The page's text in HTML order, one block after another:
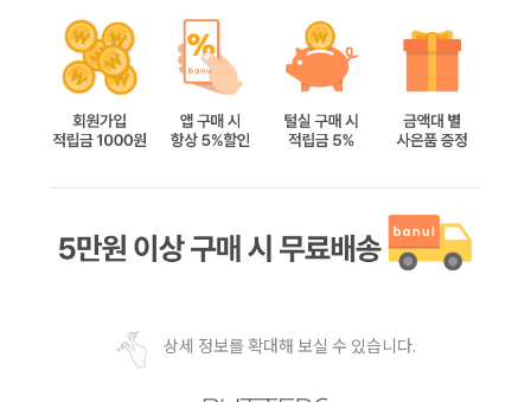
상세 정보를 확대해 보실 수 있습니다.